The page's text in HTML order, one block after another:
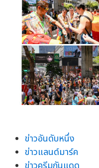
ข่าวอันดับหนึ่ง
ข่าวแลนด์มาร์ค